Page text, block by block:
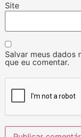
Site
Salvar meus dados
que eu comentar.